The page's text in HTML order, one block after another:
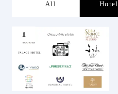
All Hotel